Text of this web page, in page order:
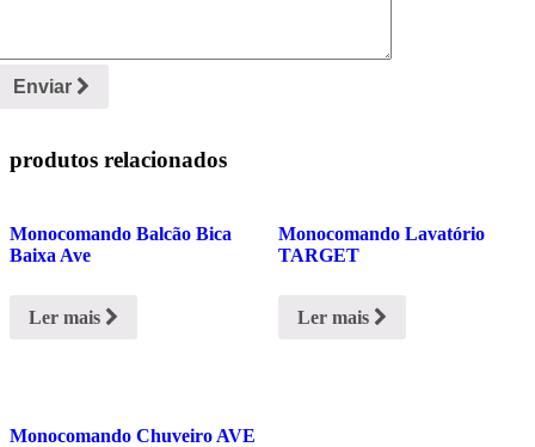
Enviar
produtos relacionados
Monocomando Balcão Bica
Baixa Ave
Ler mais
Monocomando Lavatório
TARGET
Ler mais
Monocomando Chuveiro AVE